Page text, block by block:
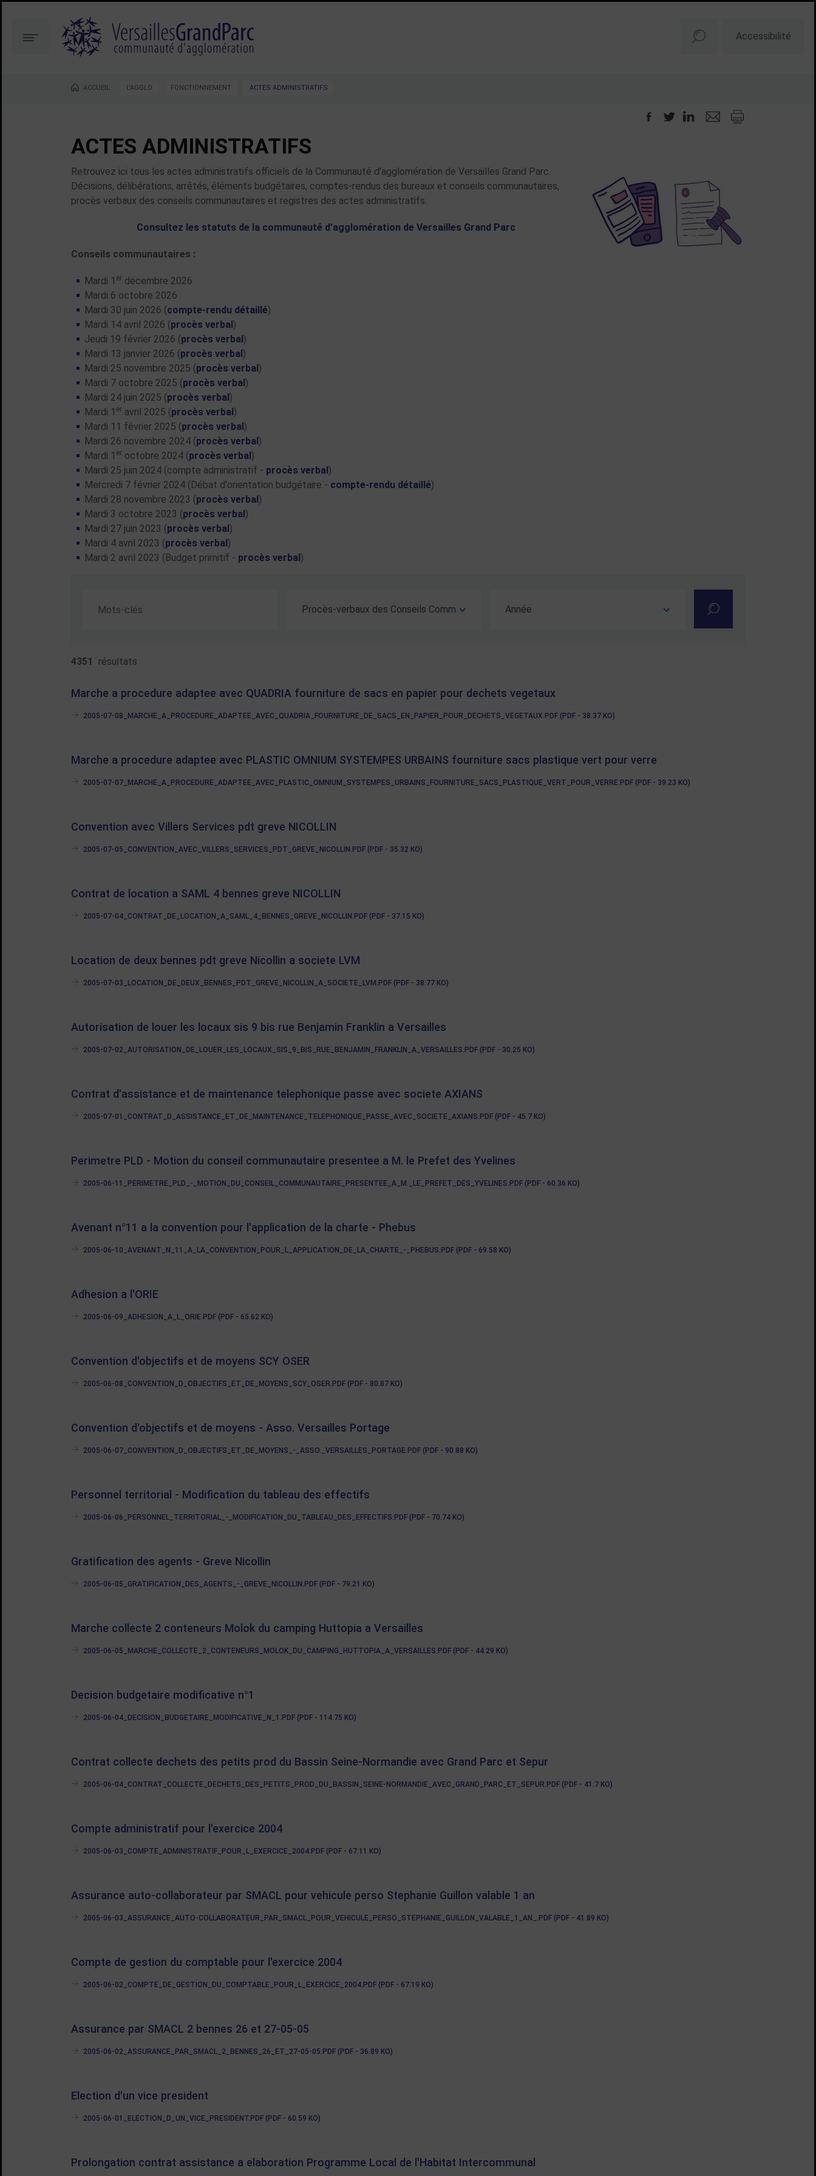
contenu
la
recherche
Menu Accessibilité
Vous êtes ici :
ACCUEIL L'AGGLO FONCTIONNEMENT ACTES ADMINISTRATIFS
ACTES ADMINISTRATIFS
Retrouvez ici tous les actes administratifs officiels de la Communauté d'agglomération de Versailles Grand Parc.
Décisions, délibérations, arrêtés, éléments budgétaires, comptes-rendus des bureaux et conseils communautaires,
procès verbaux des conseils communautaires et registres des actes administratifs.
Consultez les statuts de la communauté d'agglomération de Versailles Grand Parc
Conseils communautaires :
Mardi 1 er décembre 2026
Mardi 6 octobre 2026
Mardi 30 juin 2026 (compte-rendu détaillé)
Mardi 14 avril 2026 (procès verbal )
Jeudi 19 février 2026 (procès verbal )
Mardi 13 janvier 2026 (procès verbal )
Mardi 25 novembre 2025 (procès verbal )
Mardi 7 octobre 2025 (procès verbal )
Mardi 24 juin 2025 (procès verbal )
Mardi 1 er avril 2025 (procès verbal )
Mardi 11 février 2025 (procès verbal )
Mardi 26 novembre 2024 (procès verbal )
Mardi 1 er octobre 2024 (procès verbal )
Mardi 25 juin 2024 (compte administratif - procès verbal )
Mercredi 7 février 2024 (Débat d'orientation budgétaire - compte-rendu détaillé)
Mardi 28 novembre 2023 (procès verbal )
Mardi 3 octobre 2023 (procès verbal )
Mardi 27 juin 2023 (procès verbal )
Mardi 4 avril 2023 (procès verbal )
Mardi 2 avril 2023 (Budget primitif - procès verbal )
Recherche par mots-clés
(Mot(s) clés de minimum 3 caractères) Type d'acte
Année
Rechercher dans la
4351 résultats
Marche a procedure adaptee avec QUADRIA fourniture de sacs en papier pour dechets vegetaux
2005-07-08_MARCHE_A_PROCEDURE_ADAPTEE_AVEC_QUADRIA_FOURNITURE_DE_SACS_EN_PAPIER_POUR_DECHETS_VEGETAUX.PDF (PDF - 38.37 KO)
Marche a procedure adaptee avec PLASTIC OMNIUM SYSTEMPES URBAINS fourniture sacs plastique vert pour verre
2005-07-07_MARCHE_A_PROCEDURE_ADAPTEE_AVEC_PLASTIC_OMNIUM_SYSTEMPES_URBAINS_FOURNITURE_SACS_PLASTIQUE_VERT_POUR_VERRE.PDF (PDF - 39.23 KO)
Convention avec Villers Services pdt greve NICOLLIN
2005-07-05_CONVENTION_AVEC_VILLERS_SERVICES_PDT_GREVE_NICOLLIN.PDF (PDF - 35.32 KO)
Contrat de location a SAML 4 bennes greve NICOLLIN
2005-07-04_CONTRAT_DE_LOCATION_A_SAML_4_BENNES_GREVE_NICOLLIN.PDF (PDF - 37.15 KO)
Location de deux bennes pdt greve Nicollin a societe LVM
2005-07-03_LOCATION_DE_DEUX_BENNES_PDT_GREVE_NICOLLIN_A_SOCIETE_LVM.PDF (PDF - 38.77 KO)
Autorisation de louer les locaux sis 9 bis rue Benjamin Franklin a Versailles
2005-07-02_AUTORISATION_DE_LOUER_LES_LOCAUX_SIS_9_BIS_RUE_BENJAMIN_FRANKLIN_A_VERSAILLES.PDF (PDF - 30.25 KO)
Contrat d'assistance et de maintenance telephonique passe avec societe AXIANS
2005-07-01_CONTRAT_D_ASSISTANCE_ET_DE_MAINTENANCE_TELEPHONIQUE_PASSE_AVEC_SOCIETE_AXIANS.PDF (PDF - 45.7 KO)
Perimetre PLD - Motion du conseil communautaire presentee a M. le Prefet des Yvelines
2005-06-11_PERIMETRE_PLD_-_MOTION_DU_CONSEIL_COMMUNAUTAIRE_PRESENTEE_A_M._LE_PREFET_DES_YVELINES.PDF (PDF - 60.36 KO)
Avenant n°11 a la convention pour l'application de la charte - Phebus
2005-06-10_AVENANT_N_11_A_LA_CONVENTION_POUR_L_APPLICATION_DE_LA_CHARTE_-_PHEBUS.PDF (PDF - 69.58 KO)
Adhesion a l'ORIE
2005-06-09_ADHESION_A_L_ORIE.PDF (PDF - 65.62 KO)
Convention d'objectifs et de moyens SCY OSER
2005-06-08_CONVENTION_D_OBJECTIFS_ET_DE_MOYENS_SCY_OSER.PDF (PDF - 80.87 KO)
Convention d'objectifs et de moyens - Asso. Versailles Portage
2005-06-07_CONVENTION_D_OBJECTIFS_ET_DE_MOYENS_-_ASSO._VERSAILLES_PORTAGE.PDF (PDF - 90.88 KO)
Personnel territorial - Modification du tableau des effectifs
2005-06-06_PERSONNEL_TERRITORIAL_-_MODIFICATION_DU_TABLEAU_DES_EFFECTIFS.PDF (PDF - 70.74 KO)
Gratification des agents - Greve Nicollin
2005-06-05_GRATIFICATION_DES_AGENTS_-_GREVE_NICOLLIN.PDF (PDF - 79.21 KO)
Marche collecte 2 conteneurs Molok du camping Huttopia a Versailles
2005-06-05_MARCHE_COLLECTE_2_CONTENEURS_MOLOK_DU_CAMPING_HUTTOPIA_A_VERSAILLES.PDF (PDF - 44.29 KO)
Decision budgetaire modificative n°1
2005-06-04_DECISION_BUDGETAIRE_MODIFICATIVE_N_1.PDF (PDF - 114.75 KO)
Contrat collecte dechets des petits prod du Bassin Seine-Normandie avec Grand Parc et Sepur
2005-06-04_CONTRAT_COLLECTE_DECHETS_DES_PETITS_PROD_DU_BASSIN_SEINE-NORMANDIE_AVEC_GRAND_PARC_ET_SEPUR.PDF (PDF - 41.7 KO)
Compte administratif pour l'exercice 2004
2005-06-03_COMPTE_ADMINISTRATIF_POUR_L_EXERCICE_2004.PDF (PDF - 67.11 KO)
Assurance auto-collaborateur par SMACL pour vehicule perso Stephanie Guillon valable 1 an
2005-06-03_ASSURANCE_AUTO-COLLABORATEUR_PAR_SMACL_POUR_VEHICULE_PERSO_STEPHANIE_GUILLON_VALABLE_1_AN_.PDF (PDF - 41.89 KO)
Compte de gestion du comptable pour l'exercice 2004
2005-06-02_COMPTE_DE_GESTION_DU_COMPTABLE_POUR_L_EXERCICE_2004.PDF (PDF - 67.19 KO)
Assurance par SMACL 2 bennes 26 et 27-05-05
2005-06-02_ASSURANCE_PAR_SMACL_2_BENNES_26_ET_27-05-05.PDF (PDF - 36.89 KO)
Election d'un vice president
2005-06-01_ELECTION_D_UN_VICE_PRESIDENT.PDF (PDF - 60.59 KO)
Prolongation contrat assistance a elaboration Programme Local de l'Habitat Intercommunal